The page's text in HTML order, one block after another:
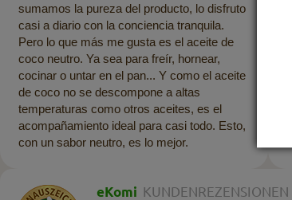
sumamos la pureza del producto, lo disfruto
casi a diario con la conciencia tranquila.
Pero lo que más me gusta es el aceite de
coco neutro. Ya sea para freír, hornear,
cocinar o untar en el pan... Y como el aceite
de coco no se descompone a altas
temperaturas como otros aceites, es el
acompañamiento ideal para casi todo. Esto,
con un sabor neutro, es lo mejor.
eKomi KUNDENREZENSIONEN